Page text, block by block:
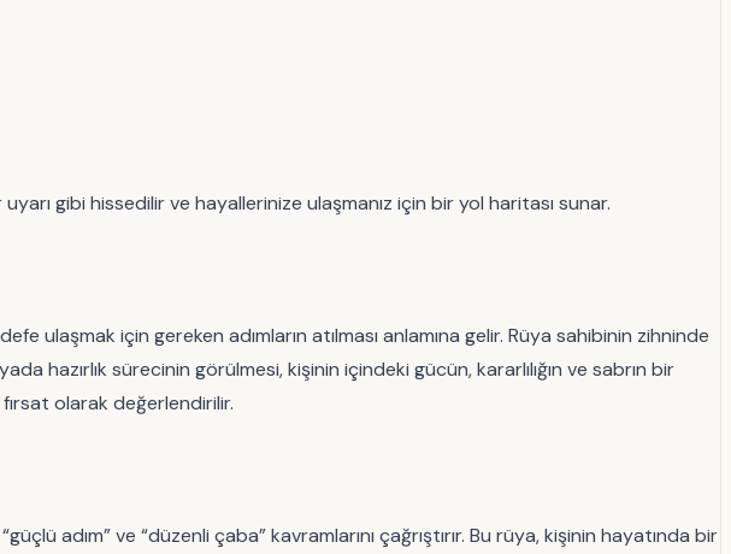
gibi hissedilir ve hayallerinize ulaşmanız için bir yol haritası sunar.
ulaşmak için gereken adımların atılması anlamına gelir. Rüya sahibinin zihninde
hazırlık sürecinin görülmesi, kişinin içindeki gücün, kararlılığın ve sabrın bir
olarak değerlendirilir.
adım” ve “düzenli çaba” kavramlarını çağrıştırır. Bu rüya, kişinin hayatında bir